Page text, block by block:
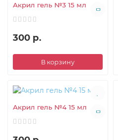
Акрил гель №3 15 мл
300 р.
В корзину
Акрил гель №4 15 мл